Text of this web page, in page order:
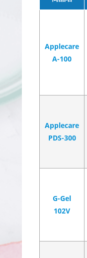
Applecare
A-100
Applecare
PDS-300
G-Gel
102V